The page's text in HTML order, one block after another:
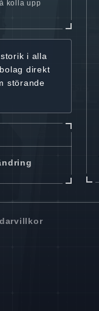
kolla upp
i alla
direkt
störande